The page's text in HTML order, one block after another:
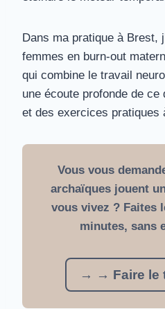
Dans ma pratique à Brest,
femmes en burn-out
qui combine le travail
une écoute profonde de
et des exercices pratiques
Vous vous
archaïques jouent
vous vivez ?
minutes, sans
→ → Faire le